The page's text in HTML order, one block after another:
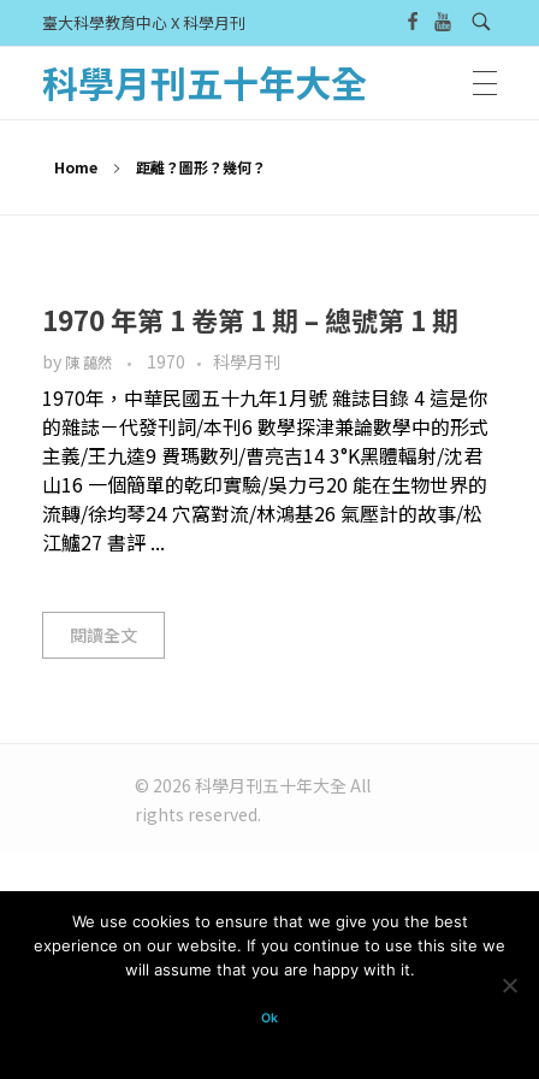
臺大科學教育中心 X 科學月刊
科學月刊五十年大全
Home 距離？圖形？幾何？
1970 年第 1 卷第 1 期 – 總號第 1 期
by 陳 藹然 1970 科學月刊
1970年，中華民國五十九年1月號 雜誌目錄 4 這是你
的雜誌－代發刊詞/本刊6 數學探津兼論數學中的形式
主義/王九逵9 費瑪數列/曹亮吉14 3°K黑體輻射/沈君
山16 一個簡單的乾印實驗/吳力弓20 能在生物世界的
流轉/徐均琴24 穴窩對流/林鴻基26 氣壓計的故事/松
江鱸27 書評 ...
閱讀全文
© 2026 科學月刊五十年大全 All
rights reserved.
We use cookies to ensure that we give you the best
experience on our website. If you continue to use this site we
will assume that you are happy with it.
Ok